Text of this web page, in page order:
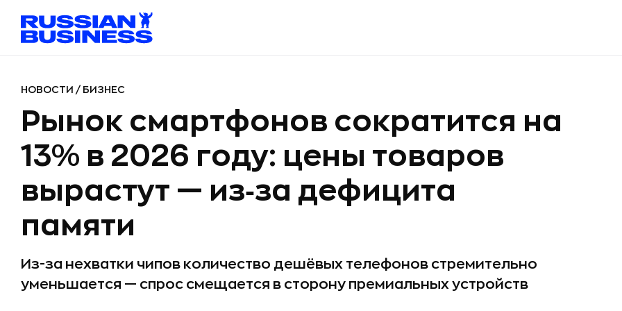
НОВОСТИ / БИЗНЕС
Рынок смартфонов сократится на
13% в 2026 году: цены товаров
вырастут — из‑за дефицита
памяти
Из-за нехватки чипов количество дешёвых телефонов стремительно
уменьшается — спрос смещается в сторону премиальных устройств